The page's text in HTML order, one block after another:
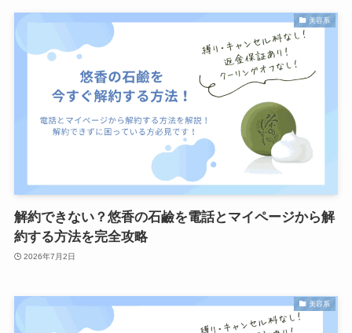
美容系
解約できない？悠香の石鹼を電話とマイページから解
約する方法を完全攻略
2026年7月2日
美容系